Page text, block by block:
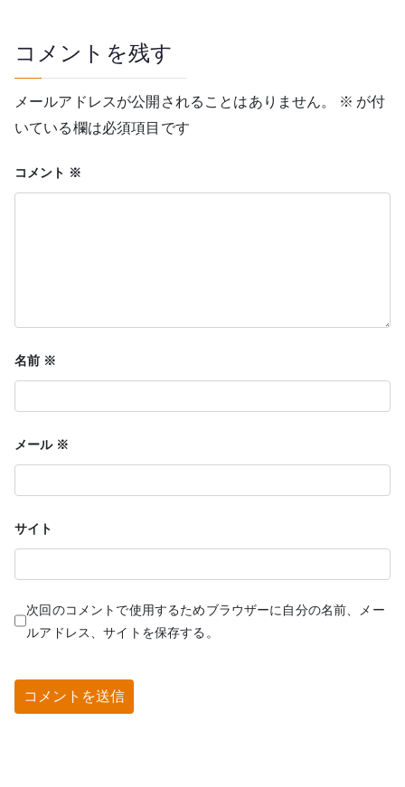
ビ
ゲ
ー
ョ
コメントを残す
メールアドレスが公開されることはありません。 ※ が付
いている欄は必須項目です
コメント ※
名前 ※
メール ※
サイト
次回のコメントで使用するためブラウザーに自分の名前、メー
ルアドレス、サイトを保存する。